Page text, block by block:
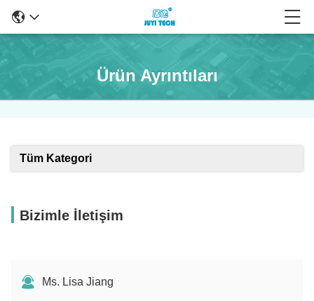
Ürün Ayrıntıları
Tüm Kategori
Bizimle İletişim
Ms. Lisa Jiang